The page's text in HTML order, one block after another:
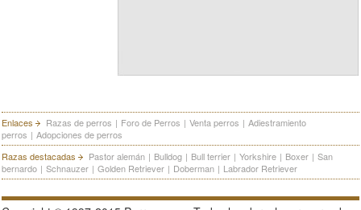
Enlaces Razas de perros | Foro de Perros | Venta perros | Adiestramiento
perros | Adopciones de perros
Razas destacadas
Pastor alemán | Bulldog | Bull terrier | Yorkshire | Boxer | San
bernardo | Schnauzer | Golden Retriever | Doberman | Labrador Retriever